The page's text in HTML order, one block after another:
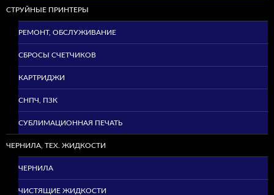
СТРУЙНЫЕ ПРИНТЕРЫ
РЕМОНТ, ОБСЛУЖИВАНИЕ
СБРОСЫ СЧЕТЧИКОВ
КАРТРИДЖИ
СНПЧ, ПЗК
СУБЛИМАЦИОННАЯ ПЕЧАТЬ
ЧЕРНИЛА, ТЕХ. ЖИДКОСТИ
ЧЕРНИЛА
ЧИСТЯЩИЕ ЖИДКОСТИ